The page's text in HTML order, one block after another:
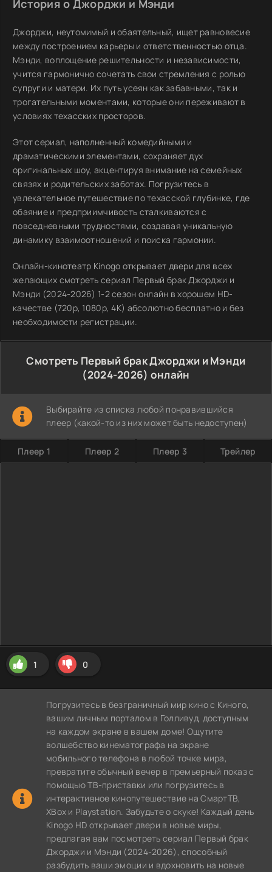
История о Джорджи и Мэнди
Джорджи, неутомимый и обаятельный, ищет равновесие
между построением карьеры и ответственностью отца.
Мэнди, воплощение решительности и независимости,
учится гармонично сочетать свои стремления с ролью
супруги и матери. Их путь усеян как забавными, так и
трогательными моментами, которые они переживают в
условиях техасских просторов.
Этот сериал, наполненный комедийными и
драматическими элементами, сохраняет дух
оригинальных шоу, акцентируя внимание на семейных
связях и родительских заботах. Погрузитесь в
увлекательное путешествие по техасской глубинке, где
обаяние и предприимчивость сталкиваются с
повседневными трудностями, создавая уникальную
динамику взаимоотношений и поиска гармонии.
Онлайн-кинотеатр Kinogo открывает двери для всех
желающих смотреть сериал Первый брак Джорджи и
Мэнди (2024-2026) 1-2 сезон онлайн в хорошем HD-
качестве (720p, 1080p, 4K) абсолютно бесплатно и без
необходимости регистрации.
Смотреть Первый брак Джорджи и Мэнди
(2024-2026) онлайн
Выбирайте из списка любой понравившийся
плеер (какой-то из них может быть недоступен)
Плеер 1 Плеер 2 Плеер 3 Трейлер
1 0
Погрузитесь в безграничный мир кино с Киного,
вашим личным порталом в Голливуд, доступным
на каждом экране в вашем доме! Ощутите
волшебство кинематографа на экране
мобильного телефона в любой точке мира,
превратите обычный вечер в премьерный показ с
помощью ТВ-приставки или погрузитесь в
интерактивное кинопутешествие на СмартТВ,
XBox и Playstation. Забудьте о скуке! Каждый день
Kinogo HD открывает двери в новые миры,
предлагая вам посмотреть сериал Первый брак
Джорджи и Мэнди (2024-2026), способный
разбудить ваши эмоции и вдохновить на новые